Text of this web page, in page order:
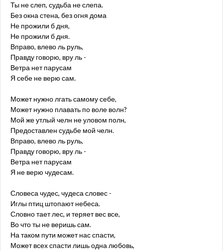
Ты не слеп, судьба не слепа.
Без окна стена, без огня дома
Не прожили б дня,
Не прожили б дня.
Вправо, влево ль руль,
Правду говорю, вру ль -
Ветра нет парусам
Я себе не верю сам.
Может нужно лгать самому себе,
Может нужно плавать по воле волн?
Мой же утлый челн не уловом полн,
Предоставлен судьбе мой челн.
Вправо, влево ль руль,
Правду говорю, вру ль -
Ветра нет парусам
Я не верю чудесам.
Словеса чудес, чудеса словес -
Иглы птиц штопают небеса.
Словно тает лес, и теряет вес все,
Во что ты не веришь сам.
На таком пути может нас спасти,
Может всех спасти лишь одна любовь,